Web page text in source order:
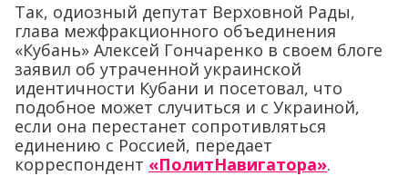
Так, одиозный депутат Верховной Рады,
глава межфракционного объединения
«Кубань» Алексей Гончаренко в своем блоге
заявил об утраченной украинской
идентичности Кубани и посетовал, что
подобное может случиться и с Украиной,
если она перестанет сопротивляться
единению с Россией, передает
корреспондент «ПолитНавигатора».